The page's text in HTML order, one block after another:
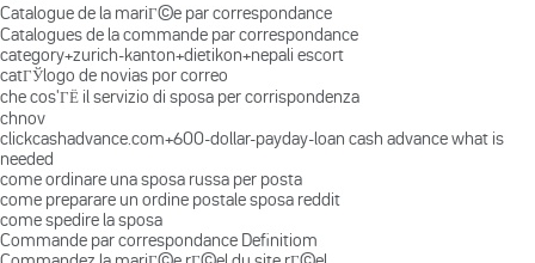
Catalogue de la mariГ©e par correspondance
Catalogues de la commande par correspondance
category+zurich-kanton+dietikon+nepali escort
catГЎlogo de novias por correo
che cos'ГЁ il servizio di sposa per corrispondenza
chnov
clickcashadvance.com+600-dollar-payday-loan cash advance what is
needed
come ordinare una sposa russa per posta
come preparare un ordine postale sposa reddit
come spedire la sposa
Commande par correspondance Definitiom